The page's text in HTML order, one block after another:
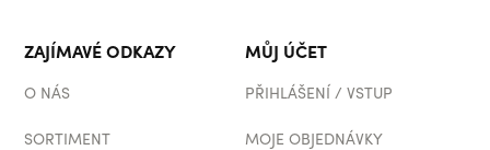
ZAJÍMAVÉ ODKAZY
O NÁS
SORTIMENT
MŮJ ÚČET
PŘIHLÁŠENÍ / VSTUP
MOJE OBJEDNÁVKY